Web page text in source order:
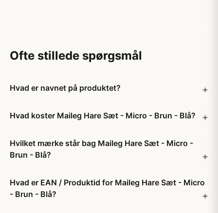
Ofte stillede spørgsmål
Hvad er navnet på produktet?
Hvad koster Maileg Hare Sæt - Micro - Brun - Blå?
Hvilket mærke står bag Maileg Hare Sæt - Micro -
Brun - Blå?
Hvad er EAN / Produktid for Maileg Hare Sæt - Micro
- Brun - Blå?